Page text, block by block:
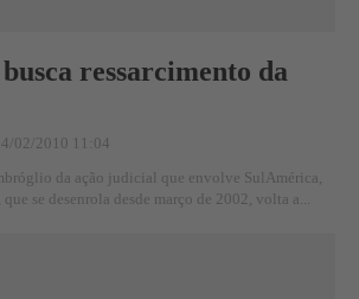
ressarcimento da
02/2010 11:04
da ação judicial que envolve SulAmérica,
se desenrola desde março de 2002, volta a...